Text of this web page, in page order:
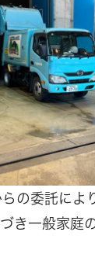
の委託によ
き一般家庭